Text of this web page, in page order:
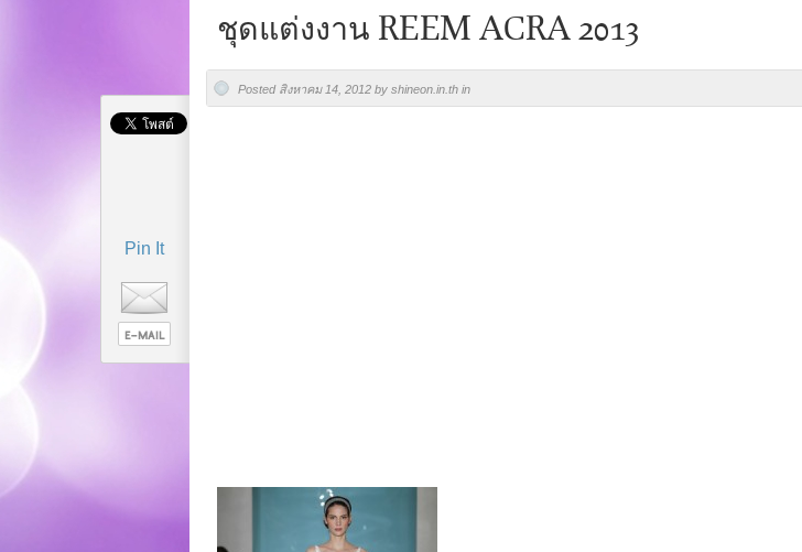
Pin It
ชุดแต่งงาน REEM ACRA 2013
Posted สิงหาคม 14, 2012 by shineon.in.th in